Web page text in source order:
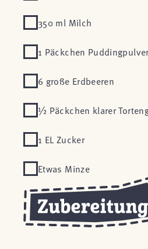
350 ml Milch
1 Päckchen
6 große Erdbeeren
½ Päckchen klarer
1 EL Zucker
Etwas Minze